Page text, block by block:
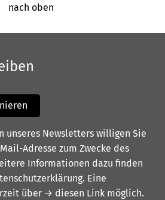
nach oben
unseres Newsletters willigen Sie
Adresse zum Zwecke des
Informationen dazu finden
. Eine
über → diesen Link möglich.